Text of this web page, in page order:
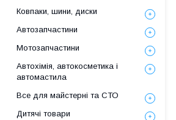
Ковпаки, шини, диски
Автозапчастини
Мотозапчастини
Автохімія, автокосметика і
автомастила
Все для майстерні та СТО
Дитячі товари